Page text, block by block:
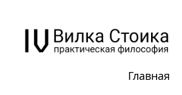
Главная